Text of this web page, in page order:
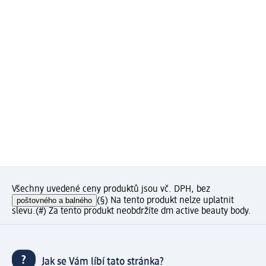
Všechny uvedené ceny produktů jsou vč. DPH, bez
poštovného a balného (§) Na tento produkt nelze uplatnit
slevu.(#) Za tento produkt neobdržíte dm active beauty body.
Jak se Vám líbí tato stránka?